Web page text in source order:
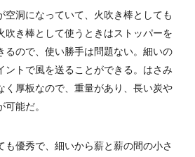
空洞になっていて、火吹き棒としても
吹き棒として使うときはストッパーを
るので、使い勝手は問題ない。細いの
ントで風を送ることができる。はさみ
く厚板なので、重量があり、長い炭や
能だ。
も優秀で、細いから薪と薪の間の小さ